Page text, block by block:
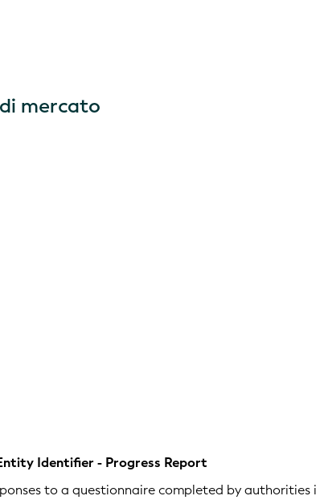
mercato
Identifier - Progress Report
to a questionnaire completed by authorities